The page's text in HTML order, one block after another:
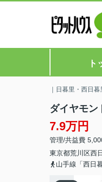
ト
｜日暮里・西日
ダイヤモン
7.9万円
管理/共益費
東京都荒川区西
山手線「西日